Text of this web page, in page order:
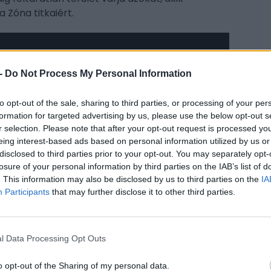
Do Not Process My Personal Information
opt-out of the sale, sharing to third parties, or processing of your
for targeted advertising by us, please use the below opt-out
selection. Please note that after your opt-out request is processed
interest-based ads based on personal information utilized by us
to third parties prior to your opt-out. You may separately
of your personal information by third parties on the IAB’s list of
This information may also be disclosed by us to third parties on the
Participants that may further disclose it to other third parties.
Data Processing Opt Outs
opt-out of the Sharing of my personal data.
Zóna titkaiért.
segítik a stalkereket a Zóna egyre
A mutánsok még torzabb és
anomáliák pedig olyan veszélyeket
felkészülve. Mindezek mellett az emberi
és kegyetlenek, mint maga a
A Zóna lakói között régóta feszült az
törékeny egyensúly végleg összeomlani
újra fellángol, és az események
A